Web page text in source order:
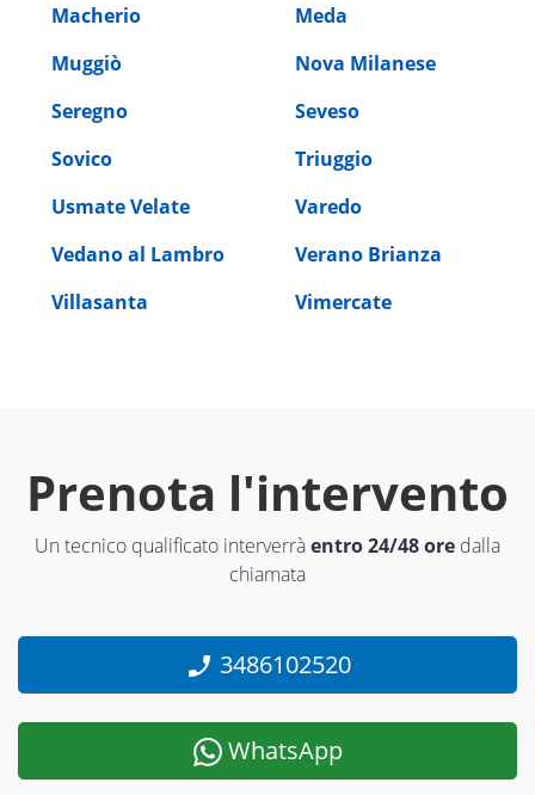
Macherio
Meda
Muggiò
Nova Milanese
Seregno
Seveso
Sovico
Triuggio
Usmate Velate
Varedo
Vedano al Lambro
Verano Brianza
Villasanta
Vimercate
Prenota l'intervento
Un tecnico qualificato interverràentro 24/48 ore dalla
chiamata
3486102520
WhatsApp